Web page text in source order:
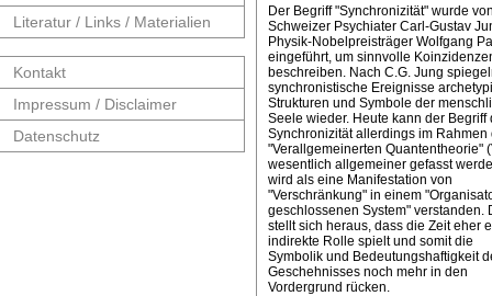
Literatur / Links / Materialien
Kontakt
Impressum / Disclaimer
Datenschutz
Der Begriff "Synchronizität" wurde
Schweizer Psychiater Carl-Gustav
Physik-Nobelpreisträger Wolfgang
eingeführt, um sinnvolle
beschreiben. Nach C.G. Jung
synchronistische Ereignisse
Strukturen und Symbole der
Seele wieder. Heute kann der Begriff
Synchronizität allerdings im Rahmen
"Verallgemeinerten Quantentheorie"
wesentlich allgemeiner gefasst
wird als eine Manifestation von
"Verschränkung" in einem
geschlossenen System" verstanden.
stellt sich heraus, dass die Zeit eher
indirekte Rolle spielt und somit die
Symbolik und Bedeutungshaftigkeit
Geschehnisses noch mehr in den
Vordergrund rücken.